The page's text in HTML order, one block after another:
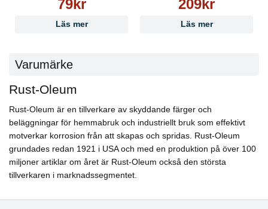
stålborste eller lätt blästring (St 3 enligt ISO 8501-1).
Sandytor lätt för bättre vidhäftning. Galvaniserade, zink-
Appliceringsmetod:
använd naturborst
lugg 6–12 mm, kan kräva 2 lager
● Luftsprutning: 10–25% RUST-OLEUM Thinner 7301,
munstycke 1,0–1,5 mm, 2–4 bar
Begränsningar och rekommendationer:
aluminiumfärger rekommenderas HVLP-sprutning. Kan
79kr
Läs mer
209kr
Läs mer
Varumärke
Rust-Oleum
Rust-Oleum är en tillverkare av skyddande färger och
beläggningar för hemmabruk och industriellt bruk som effektivt
motverkar korrosion från att skapas och spridas. Rust-Oleum
grundades redan 1921 i USA och med en produktion på över 100
miljoner artiklar om året är Rust-Oleum också den största
tillverkaren i marknadssegmentet.